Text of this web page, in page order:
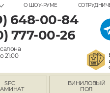
О ШОУ-РУМЕ
648-00-84
777-00-26
21:00
SPC
ВИНИЛОВЫЙ
ПОЛ